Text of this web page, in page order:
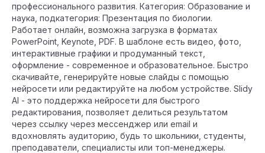
профессионального развития. Категория: Образование и
наука, подкатегория: Презентация по биологии.
Работает онлайн, возможна загрузка в форматах
PowerPoint, Keynote, PDF. В шаблоне есть видео, фото,
интерактивные графики и продуманный текст,
оформление - современное и образовательное. Быстро
скачивайте, генерируйте новые слайды с помощью
нейросети или редактируйте на любом устройстве. Slidy
AI - это поддержка нейросети для быстрого
редактирования, позволяет делиться результатом
через ссылку через мессенджер или email и
вдохновлять аудиторию, будь то школьники, студенты,
преподаватели, специалисты или топ-менеджеры.